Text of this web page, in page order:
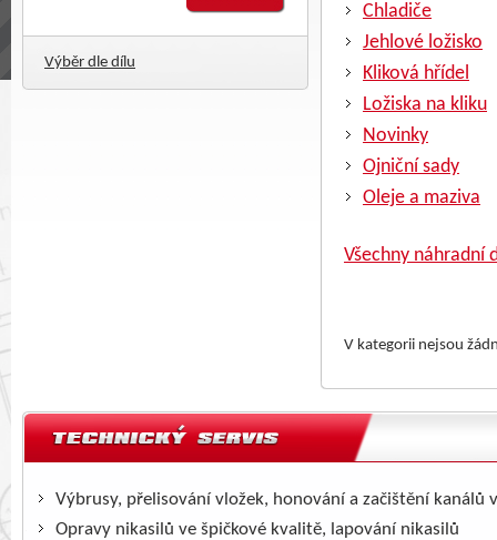
Výběr dle dílu
Chladiče
Jehlové ložisko
Kliková hřídel
Ložiska na kliku
Novinky
Ojniční sady
Oleje a maziva
Všechny náhradní
V kategorii nejsou
Výbrusy, přelisování vložek, honování a začištění kanálů
Opravy nikasilů ve špičkové kvalitě, lapování nikasilů